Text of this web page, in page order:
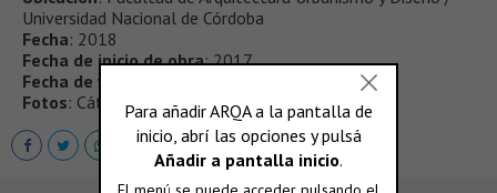
Universidad Nacional de Córdoba
Fecha: 2018
Fecha de inicio de obra: 2017
Fecha de finalización de obra
Fotos: Cátedra Arquitectura 4A - FAUD UNC